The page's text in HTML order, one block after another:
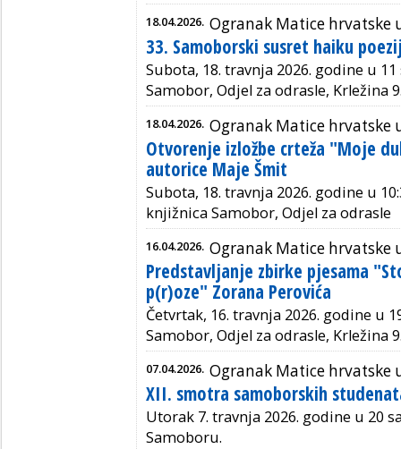
18.04.2026. Ogranak Matice hrvatske
33. Samoborski susret haiku
Subota, 18. travnja 2026. godine u
Samobor, Odjel za odrasle, Krležina
18.04.2026. Ogranak Matice hrvatske
Otvorenje izložbe crteža "Moje
autorice Maje Šmit
Subota, 18. travnja 2026. godine u
knjižnica Samobor, Odjel za odrasle
16.04.2026. Ogranak Matice hrvatske
Predstavljanje zbirke pjesama
p(r)oze" Zorana Perovića
Četvrtak, 16. travnja 2026. godine u
Samobor, Odjel za odrasle, Krležina
07.04.2026. Ogranak Matice hrvatske
XII. smotra samoborskih
Utorak 7. travnja 2026. godine u 20
Samoboru.